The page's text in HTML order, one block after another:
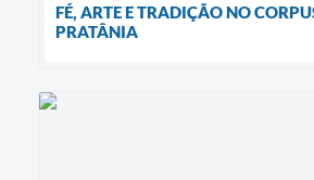
FÉ, ARTE E TRADIÇÃO NO
PRATÂNIA